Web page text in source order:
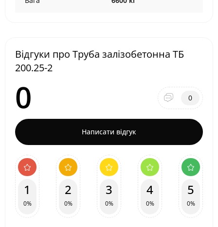
Відгуки про Труба залізобетонна ТБ
200.25-2
0 0
Написати відгук
1
0%
2
0%
3
0%
4
0%
5
0%